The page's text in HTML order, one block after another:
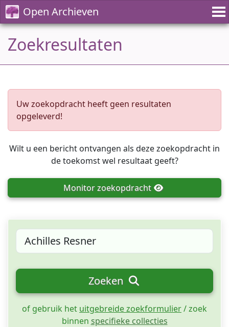
Open Archieven
Zoekresultaten
Uw zoekopdracht heeft geen resultaten
opgeleverd!
Wilt u een bericht ontvangen als deze zoekopdracht in
de toekomst wel resultaat geeft?
Monitorzoekopdracht
Zoeken
of gebruik het uitgebreide zoekformulier/ zoek
binnen specifieke collecties